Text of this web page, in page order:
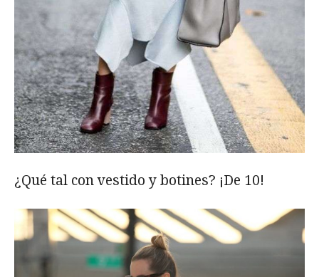
¿Qué tal con vestido y botines? ¡De 10!